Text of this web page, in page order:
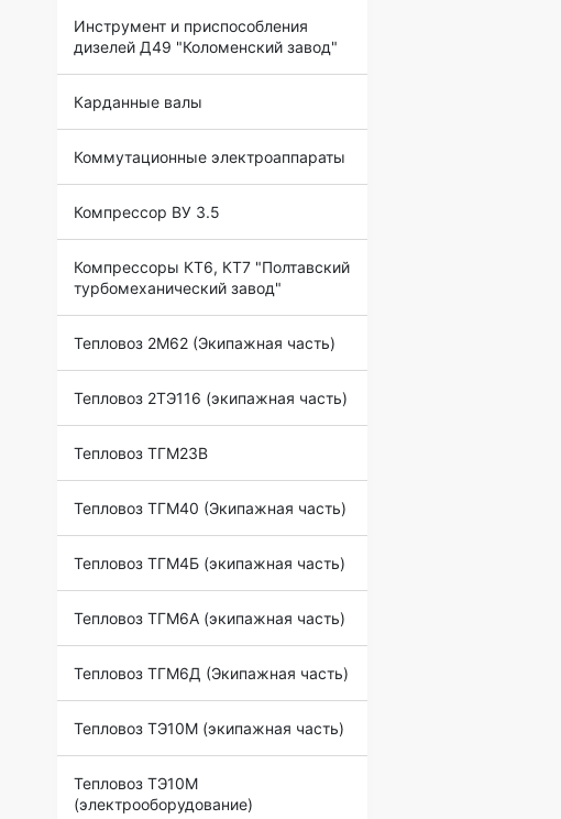
Инструмент и приспособления
дизелей Д49 "Коломенский завод"
Карданные валы
Коммутационные электроаппараты
Компрессор ВУ 3.5
Компрессоры КТ6, КТ7 "Полтавский
турбомеханический завод"
Тепловоз 2М62 (Экипажная часть)
Тепловоз 2ТЭ116 (экипажная часть)
Тепловоз ТГМ23В
Тепловоз ТГМ40 (Экипажная часть)
Тепловоз ТГМ4Б (экипажная часть)
Тепловоз ТГМ6А (экипажная часть)
Тепловоз ТГМ6Д (Экипажная часть)
Тепловоз ТЭ10М (экипажная часть)
Тепловоз ТЭ10М
(электрооборудование)